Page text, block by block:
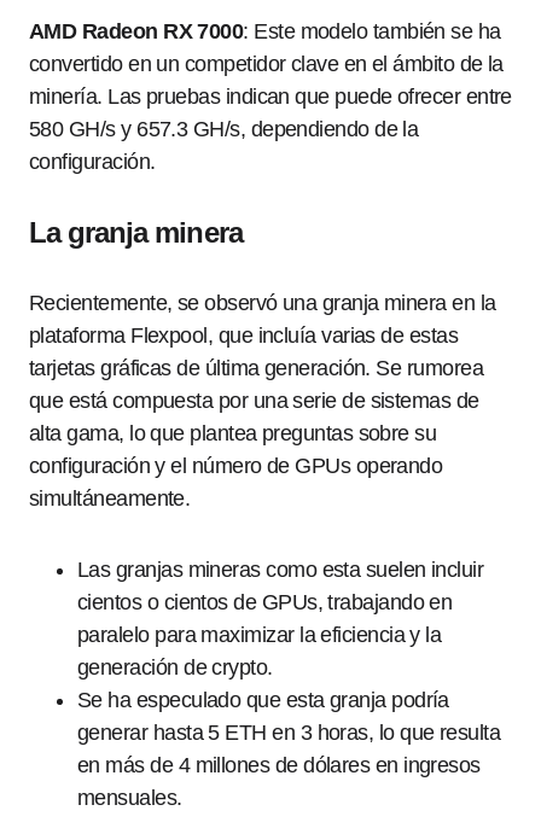
AMD Radeon RX 7000: Este modelo también se ha
convertido en un competidor clave en el ámbito de la
minería. Las pruebas indican que puede ofrecer entre
580 GH/s y 657.3 GH/s, dependiendo de la
configuración.
La granja minera
Recientemente, se observó una granja minera en la
plataforma Flexpool, que incluía varias de estas
tarjetas gráficas de última generación. Se rumorea
que está compuesta por una serie de sistemas de
alta gama, lo que plantea preguntas sobre su
configuración y el número de GPUs operando
simultáneamente.
Las granjas mineras como esta suelen incluir
cientos o cientos de GPUs, trabajando en
paralelo para maximizar la eficiencia y la
generación de crypto.
Se ha especulado que esta granja podría
generar hasta 5 ETH en 3 horas, lo que resulta
en más de 4 millones de dólares en ingresos
mensuales.